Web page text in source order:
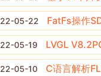
05-22 FatFs操作
05-19 LVGL
05-10 C语言解析